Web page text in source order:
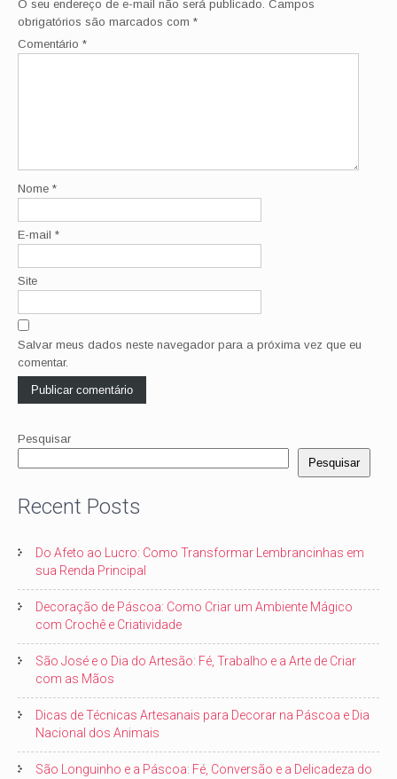
O seu endereço de e-mail não será publicado. Campos
obrigatórios são marcados com *
Comentário *
Nome *
E-mail *
Site
Salvar meus dados neste navegador para a próxima vez que eu
comentar.
Pesquisar
Pesquisar
Recent Posts
Do Afeto ao Lucro: Como Transformar Lembrancinhas em
sua Renda Principal
Decoração de Páscoa: Como Criar um Ambiente Mágico
com Crochê e Criatividade
São José e o Dia do Artesão: Fé, Trabalho e a Arte de Criar
com as Mãos
Dicas de Técnicas Artesanais para Decorar na Páscoa e Dia
Nacional dos Animais
São Longuinho e a Páscoa: Fé, Conversão e a Delicadeza do